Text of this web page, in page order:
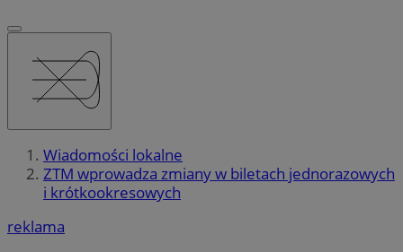
Wiadomości lokalne
ZTM wprowadza zmiany w biletach jednorazowych
i krótkookresowych
reklama